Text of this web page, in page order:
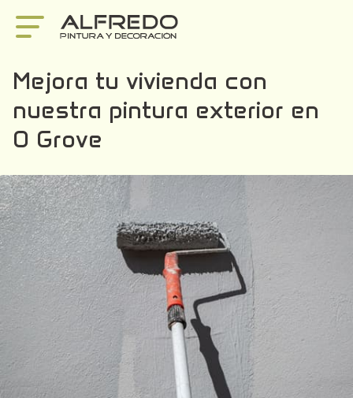
Mejora tu vivienda con
nuestra pintura exterior en
O Grove